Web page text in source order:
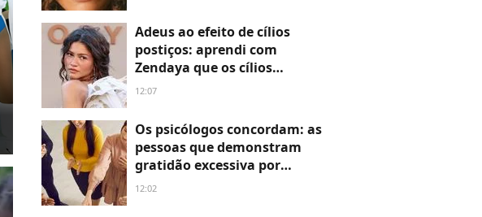
não pode ser de mais
ninguém'
Adeus ao efeito de cílios
postiços: aprendi com
Zendaya que os cílios
naturais estão na moda na
12:07
Os psicólogos concordam: as
pessoas que demonstram
gratidão excessiva por
pequenos favores não são
12:02